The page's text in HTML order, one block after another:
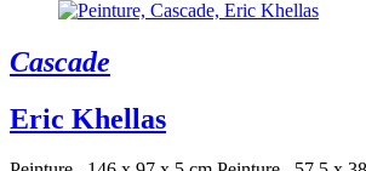
Cascade
Eric Khellas